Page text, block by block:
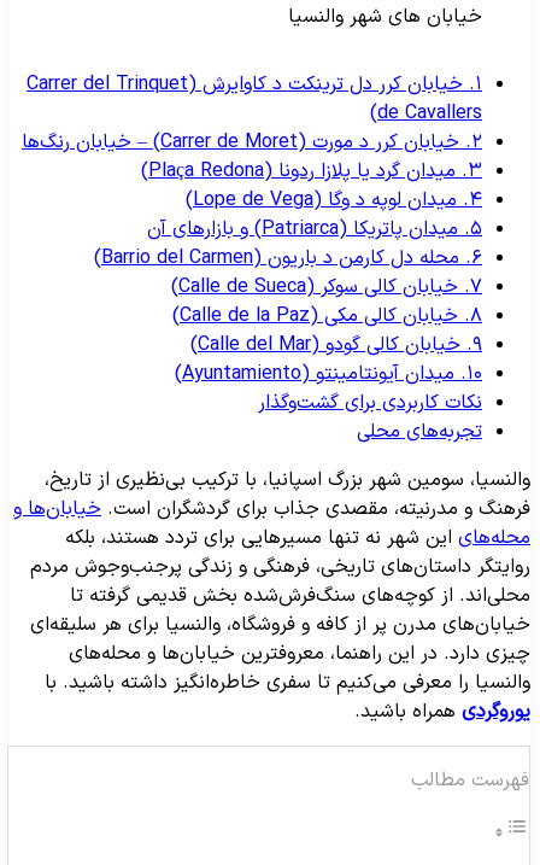
خیابان های شهر والنسیا
۱. خیابان کرر دل ترینکت د کاوایرش (Carrer del Trinquet
de Cavallers)
۱۰. میدان آیونتامینتو (Ayuntamiento)
نکات کاربردی برای گشت‌وگذار
تجربه‌های محلی
سومین شهر بزرگ اسپانیا، با ترکیب بی‌نظیری از تاریخ،
و مدرنیته، مقصدی جذاب برای گردشگران است.خیابان‌ها و
این شهر نه تنها مسیرهایی برای تردد هستند، بلکه
داستان‌های تاریخی، فرهنگی و زندگی پرجنب‌وجوش مردم
از کوچه‌های سنگ‌فرش‌شده بخش قدیمی گرفته تا
مدرن پر از کافه و فروشگاه، والنسیا برای هر سلیقه‌ای
دارد. در این راهنما، معروفترین خیابان‌ها و محله‌های
را معرفی می‌کنیم تا سفری خاطره‌انگیز داشته باشید. با
همراه باشید.
مطالب